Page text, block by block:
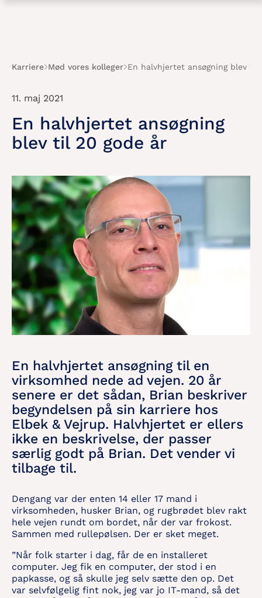
Karriere Mød vores kolleger En halvhjertet ansøgning blev til
11. maj 2021
En halvhjertet ansøgning
blev til 20 gode år
En halvhjertet ansøgning til en
virksomhed nede ad vejen. 20 år
senere er det sådan, Brian beskriver
begyndelsen på sin karriere hos
Elbek & Vejrup. Halvhjertet er ellers
ikke en beskrivelse, der passer
særlig godt på Brian. Det vender vi
tilbage til.
Dengang var der enten 14 eller 17 mand i
virksomheden, husker Brian, og rugbrødet blev rakt
hele vejen rundt om bordet, når der var frokost.
Sammen med rullepølsen. Der er sket meget.
”Når folk starter i dag, får de en installeret
computer. Jeg fik en computer, der stod i en
papkasse, og så skulle jeg selv sætte den op. Det
var selvfølgelig fint nok, jeg var jo IT-mand, så det